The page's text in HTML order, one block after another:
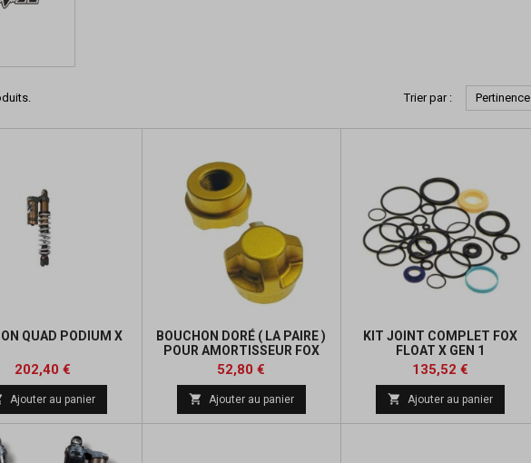
Trier par : Pertinence
QUAD PODIUM X
Prix
202,40 €Prix
de
base
Ajouter au panier
BOUCHON DORÉ ( LA PAIRE )
POUR AMORTISSEUR FOX
Prix
52,80 €
base
 Ajouter au panier
KIT JOINT COMPLET FOX
FLOAT X GEN 1
Prix
135,52 €Prix
de
base
 Ajouter au panier